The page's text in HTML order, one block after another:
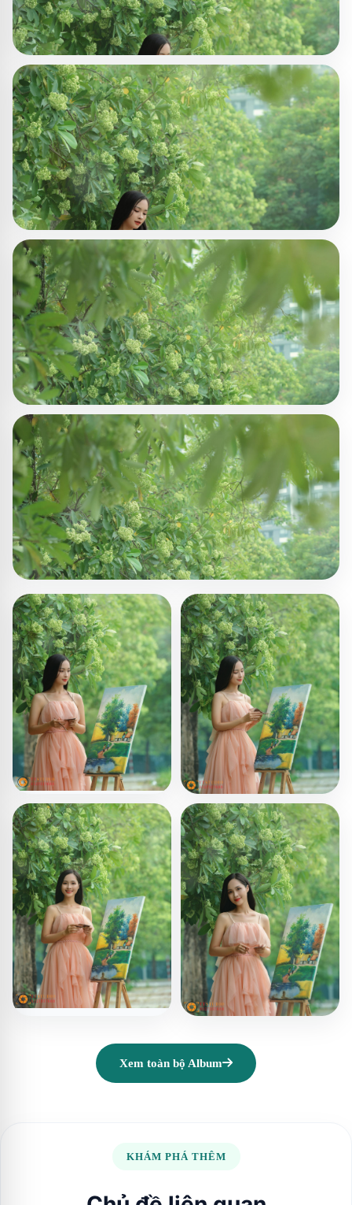
Xem toàn bộ Album
KHÁM PHÁ THÊM